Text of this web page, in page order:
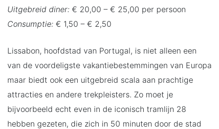
Uitgebreid diner: € 20,00 – € 25,00 per persoon
Consumptie: € 1,50 – € 2,50
Lissabon, hoofdstad van Portugal, is niet alleen een
van de voordeligste vakantiebestemmingen van Europa
maar biedt ook een uitgebreid scala aan prachtige
attracties en andere trekpleisters. Zo moet je
bijvoorbeeld echt even in de iconisch tramlijn 28
hebben gezeten, die zich in 50 minuten door de stad